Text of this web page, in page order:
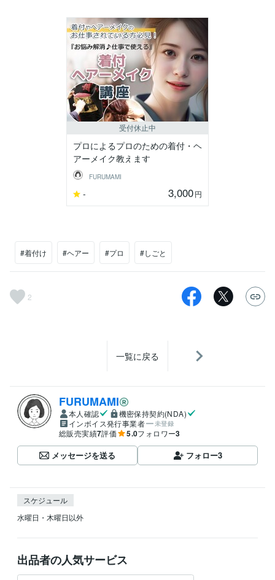
受付休止中
プロによるプロのための着付・ヘ
アーメイク教えます
FURUMAMI
- 3,000円
#着付け #ヘアー #プロ #しごと
2
一覧に戻る
FURUMAMI
本人確認
機密保持契約(NDA)
インボイス発行事業者
未登録
総販売実績7評価 5.0フォロワー3
メッセージを送る フォロー3
スケジュール
水曜日・木曜日以外
出品者の人気サービス